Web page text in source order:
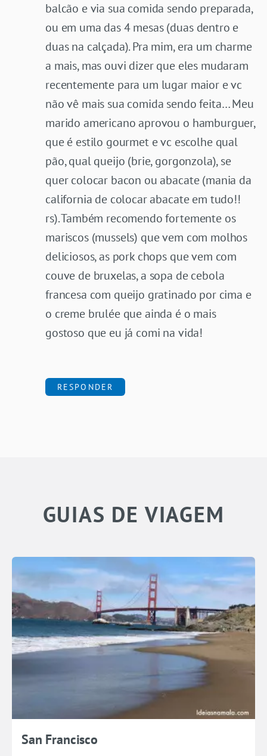
balcão e via sua comida sendo preparada,
ou em uma das 4 mesas (duas dentro e
duas na calçada). Pra mim, era um charme
a mais, mas ouvi dizer que eles mudaram
recentemente para um lugar maior e vc
não vê mais sua comida sendo feita… Meu
marido americano aprovou o hamburguer,
que é estilo gourmet e vc escolhe qual
pão, qual queijo (brie, gorgonzola), se
quer colocar bacon ou abacate (mania da
california de colocar abacate em tudo!!
rs). Também recomendo fortemente os
mariscos (mussels) que vem com molhos
deliciosos, as pork chops que vem com
couve de bruxelas, a sopa de cebola
francesa com queijo gratinado por cima e
o creme brulée que ainda é o mais
gostoso que eu já comi na vida!
RESPONDER
GUIAS DE VIAGEM
San Francisco